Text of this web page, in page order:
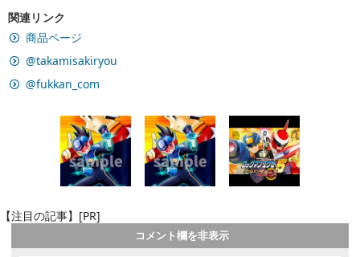
関連リンク
商品ページ
@takamisakiryou
@fukkan_com
【注目の記事】[PR]
コメント欄を非表示